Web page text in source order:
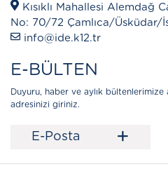
Kısıklı Mahallesi Alemdağ
No: 70/72 Çamlıca/Üsküdar/
info@ide.k12.tr
E-BÜLTEN
Duyuru, haber ve aylık
adresinizi giriniz.
E-Posta +